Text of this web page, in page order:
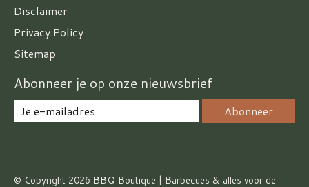
Disclaimer
Privacy Policy
Sitemap
Abonneer je op onze nieuwsbrief
Abonneer
© Copyright 2026 BBQ Boutique | Barbecues & alles voor de